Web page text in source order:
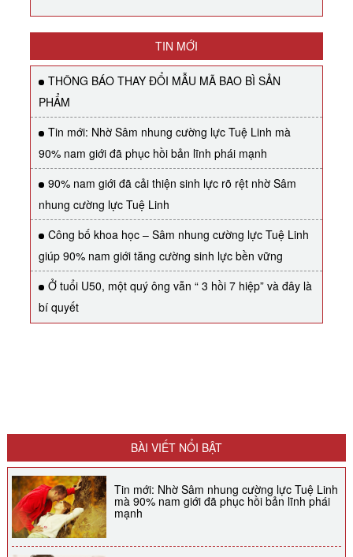
TIN MỚI
THÔNG BÁO THAY ĐỔI MẪU MÃ BAO BÌ SẢN
PHẨM
Tin mới: Nhờ Sâm nhung cường lực Tuệ Linh mà
90% nam giới đã phục hồi bản lĩnh phái mạnh
90% nam giới đã cải thiện sinh lực rõ rệt nhờ Sâm
nhung cường lực Tuệ Linh
Công bố khoa học – Sâm nhung cường lực Tuệ Linh
giúp 90% nam giới tăng cường sinh lực bền vững
Ở tuổi U50, một quý ông vẫn “ 3 hồi 7 hiệp” và đây là
bí quyết
BÀI VIẾT NỔI BẬT
Tin mới: Nhờ Sâm nhung cường lực Tuệ Linh
mà 90% nam giới đã phục hồi bản lĩnh phái
mạnh